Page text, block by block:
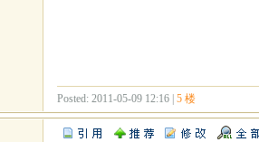
Posted: 2011-05-09 12:16 | 5 楼